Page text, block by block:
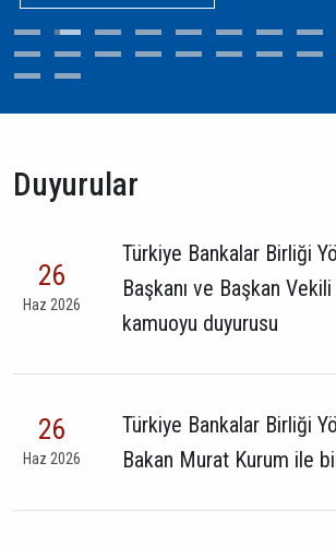
Duyurular
26
Haz 2026
Türkiye Bankalar Birliği
Başkanı ve Başkan
kamuoyu duyurusu
26
Haz 2026
Türkiye Bankalar Birliği
Bakan Murat Kurum ile